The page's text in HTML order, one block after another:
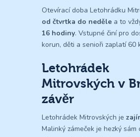
Otevírací doba Letohrádku
od čtvrtka do neděle a to
16 hodiny. Vstupné činí pro
korun, děti a senioři zaplatí 60
Letohrádek
Mitrovských v
závěr
Letohrádek Mitrovských je
Malinký zámeček je hezký sám